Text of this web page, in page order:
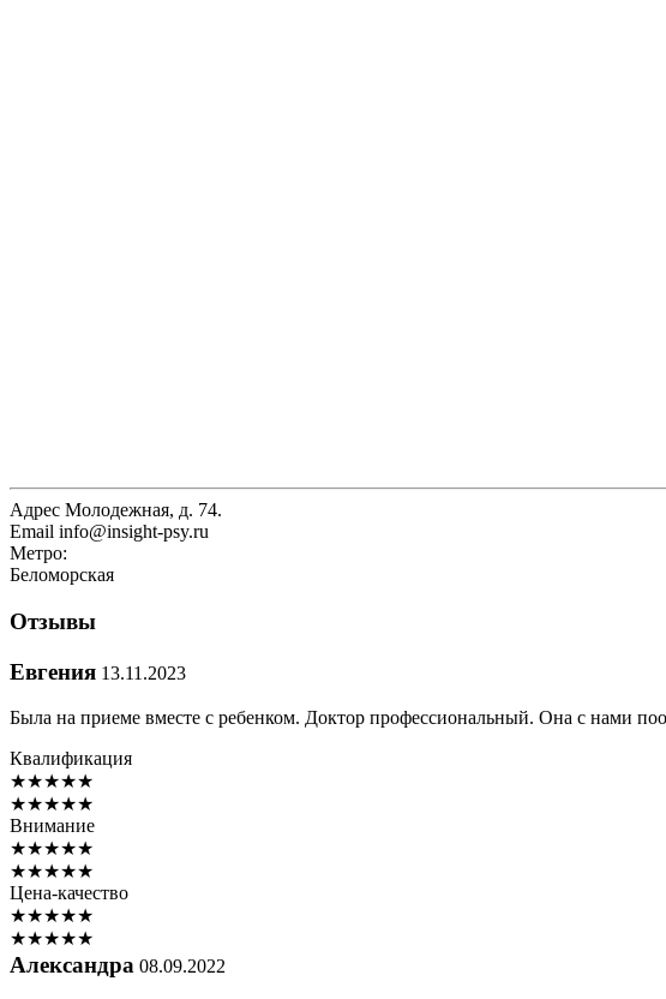
Адрес Молодежная, д. 74.
Email info@insight-psy.ru
Метро:
Беломорская
Отзывы
Евгения 13.11.2023
Была на приеме вместе с ребенком. Доктор профессиональный. Она с нами
Квалификация
★★★★★
★★★★★
Внимание
★★★★★
★★★★★
Цена-качество
★★★★★
★★★★★
Александра 08.09.2022